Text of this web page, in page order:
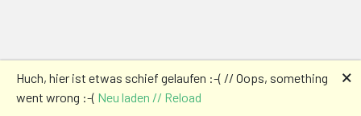
Huch, hier ist etwas schief gelaufen :-( // Oops, something
went wrong :-( Neu laden // Reload
🗙